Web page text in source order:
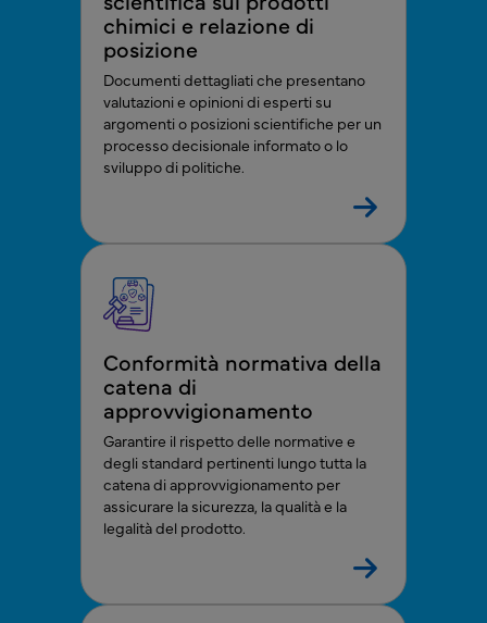
chimici e relazione di
posizione
Documenti dettagliati che presentano
valutazioni e opinioni di esperti su
argomenti o posizioni scientifiche per un
processo decisionale informato o lo
sviluppo di politiche.
Conformità normativa della
catena di
approvvigionamento
Garantire il rispetto delle normative e
degli standard pertinenti lungo tutta la
catena di approvvigionamento per
assicurare la sicurezza, la qualità e la
legalità del prodotto.